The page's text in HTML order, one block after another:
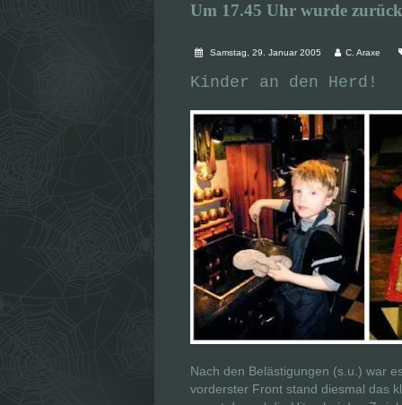
Um 17.45 Uhr wurde
Samstag, 29. Januar 2005 C. Araxe
Kinder an den Herd!
Nach den Belästigungen (s.u.) war
vorderster Front stand diesmal das